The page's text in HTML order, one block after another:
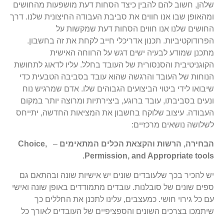
שלהן, חשוב להם להבין כיצד הסחות דעת מושפעות מהחושים
ומהאופן שבו אנו חווים את סביבת העבודה החיצונית שלנו. דרך
החושים שלנו אנו חווים הסחות דעת שמקשות על
הפרודוקטיביות. תכנון אדריכלי חייב לקחת את זה בחשבון.
מתכנן שמודע לבעיה ישים דגש על הרווחה האישית
הקוגניטיבית והסנסורית של העובד בחלל. עליו לדאוג לתחושת
הנוחות של העובד והרגשה שהוא עובד בסביבה הטבעית כדי
שיבואו לידי ביטוי הביצועים הגבוהים שלו. אדם שמרגיש נוח
ונעים בסביבתו, עובד ברוגע, ביצירתיות ומרוצה יותר במקום
העבודה. עיצוב שלוקח בחשבון את המציאות החדשה, יתייחס
לשלושה נושאים מרכזיים:
הבחירה, הרשות והקצאת הכלים המתאימים –
Choice,
Permission, and Appropriate tools.
יש להכיר בכך שלעובדים שונים יש אישיות שונה ובהתאם גם
ספים שונים של סובלנות. עובדים מתמודדים באופן שונה ואישי
עם כל גירוי חושי. כמעצבים, עלינו לתכנן את החללים כך
שיתמכו בצרכים השונים והספציפיים של העובדים לאורך כל